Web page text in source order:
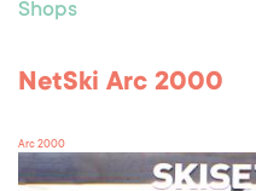
Shops
NetSki Arc 2000
Arc 2000